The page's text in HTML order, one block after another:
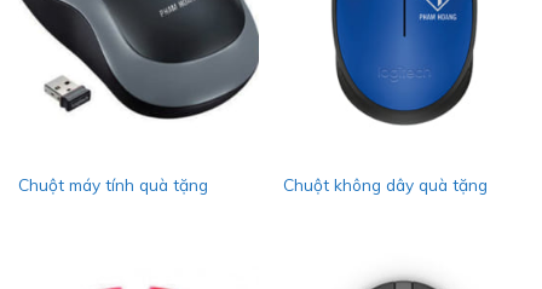
Chuột máy tính quà tặng Chuột không dây quà tặng